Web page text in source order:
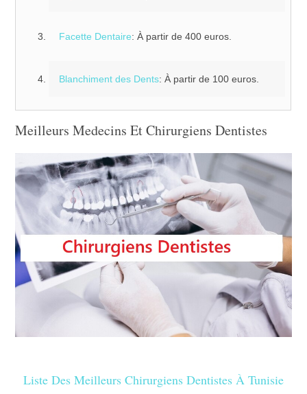
Facette Dentaire: À partir de 400 euros.
Blanchiment des Dents: À partir de 100 euros.
Meilleurs Medecins Et Chirurgiens Dentistes
Liste Des Meilleurs Chirurgiens Dentistes À Tunisie